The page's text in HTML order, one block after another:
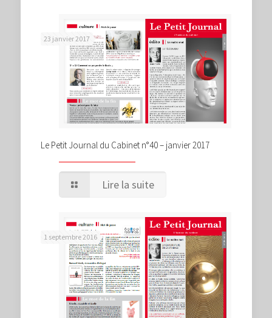
23 janvier 2017
Le Petit Journal du Cabinet n°40 – janvier 2017
Lire la suite
1 septembre 2016